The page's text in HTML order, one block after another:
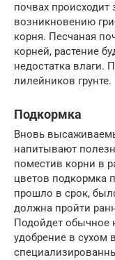
почвах происходит
возникновению
корня. Песчаная
корней, растение
недостатка влаги.
лилейников грунте.
Подкормка
Вновь
напитывают
поместив корни в
цветов подкормка
прошло в срок,
должна пройти
Подойдет обычное
удобрение в сухом